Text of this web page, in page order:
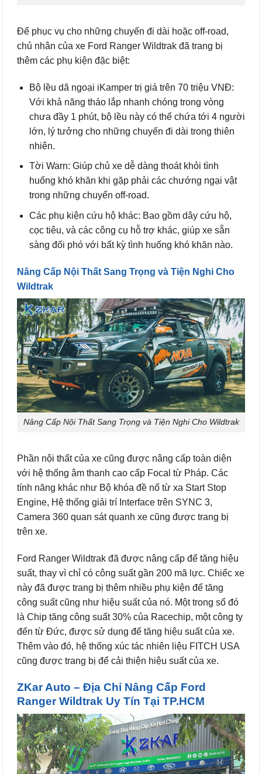
Để phục vụ cho những chuyến đi dài hoặc off-road,
chủ nhân của xe Ford Ranger Wildtrak đã trang bị
thêm các phụ kiện đặc biệt:
Bộ lều dã ngoại iKamper trị giá trên 70 triệu VNĐ:
Với khả năng tháo lắp nhanh chóng trong vòng
chưa đầy 1 phút, bộ lều này có thể chứa tới 4 người
lớn, lý tưởng cho những chuyến đi dài trong thiên
nhiên.
Tời Warn: Giúp chủ xe dễ dàng thoát khỏi tình
huống khó khăn khi gặp phải các chướng ngại vật
trong những chuyến off-road.
Các phụ kiện cứu hộ khác: Bao gồm dây cứu hộ,
cọc tiêu, và các công cụ hỗ trợ khác, giúp xe sẵn
sàng đối phó với bất kỳ tình huống khó khăn nào.
Nâng Cấp Nội Thất Sang Trọng và Tiện Nghi Cho
Wildtrak
Nâng Cấp Nội Thất Sang Trọng và Tiện Nghi Cho Wildtrak
Phần nội thất của xe cũng được nâng cấp toàn diện
với hệ thống âm thanh cao cấp Focal từ Pháp. Các
tính năng khác như Bộ khóa đề nổ từ xa Start Stop
Engine, Hệ thống giải trí Interface trên SYNC 3,
Camera 360 quan sát quanh xe cũng được trang bị
trên xe.
Ford Ranger Wildtrak đã được nâng cấp để tăng hiệu
suất, thay vì chỉ có công suất gần 200 mã lực. Chiếc xe
này đã được trang bị thêm nhiều phụ kiện để tăng
công suất cũng như hiệu suất của nó. Một trong số đó
là Chip tăng công suất 30% của Racechip, một công ty
đến từ Đức, được sử dụng để tăng hiệu suất của xe.
Thêm vào đó, hệ thống xúc tác nhiên liệu FITCH USA
cũng được trang bị để cải thiện hiệu suất của xe.
ZKar Auto – Địa Chỉ Nâng Cấp Ford
Ranger Wildtrak Uy Tín Tại TP.HCM